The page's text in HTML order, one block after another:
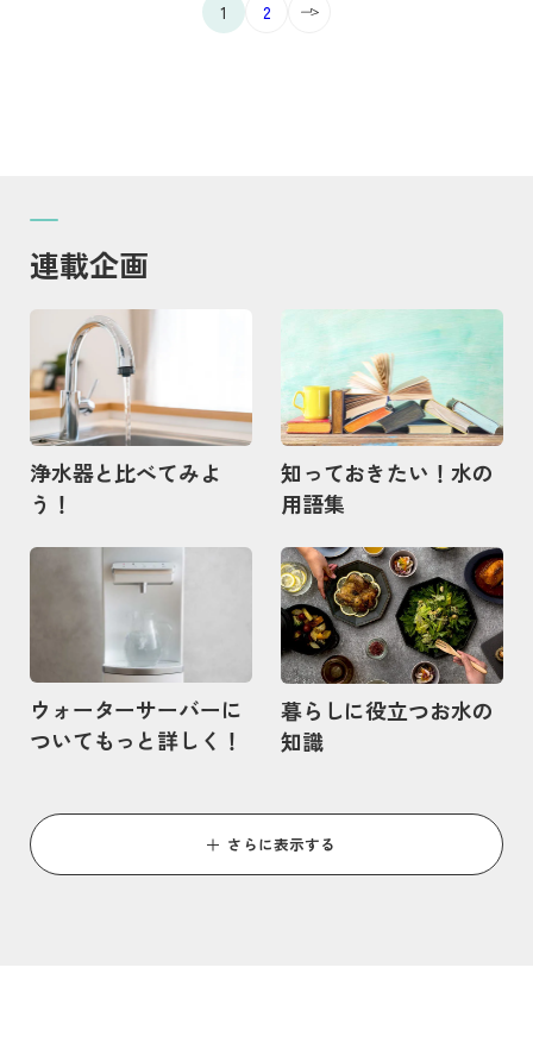
1 2
連載企画
浄水器と比べてみよ
う！
記事を読む
知っておきたい！水の
用語集
ウォーターサーバーに
ついてもっと詳しく！
記事を読む
暮らしに役立つお水の
知識
記事を読む
さらに表示する